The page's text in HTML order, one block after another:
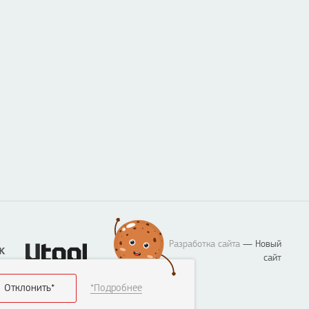
Разработка сайта — Новый
сайт
Отклонить* *Подробнее